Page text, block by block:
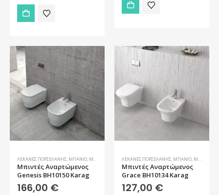
ΛΕΚΆΝΕΣ ΠΟΡΣΕΛΆΝΗΣ, ΜΠΆΝΙΟ, ΜΠΙΝΤΈ
Μπιντές Αναρτώμενος
Genesis BH10150 Karag
166,00 €
ΛΕΚΆΝΕΣ ΠΟΡΣΕΛΆΝΗΣ, ΜΠΆΝΙΟ, ΜΠΙΝΤΈ
Μπιντές Αναρτώμενος
Grace BH10134 Karag
127,00 €